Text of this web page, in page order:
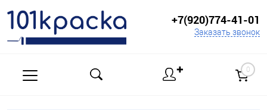
+7(920)774-41-01
Заказать звонок
✚ 0